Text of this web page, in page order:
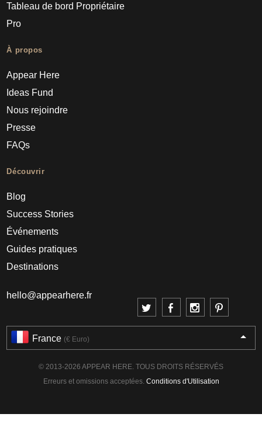
Tableau de bord Propriétaire
Pro
À propos
Appear Here
Ideas Fund
Nous rejoindre
Presse
FAQs
Découvrir
Blog
Success Stories
Événements
Guides pratiques
Destinations
hello@appearhere.fr
France (€ Euro)
© 2013-2026 APPEAR HERE. TOUS DROITS RÉSERVÉS
Erreurs et omissions acceptées. Conditions d'Utilisation